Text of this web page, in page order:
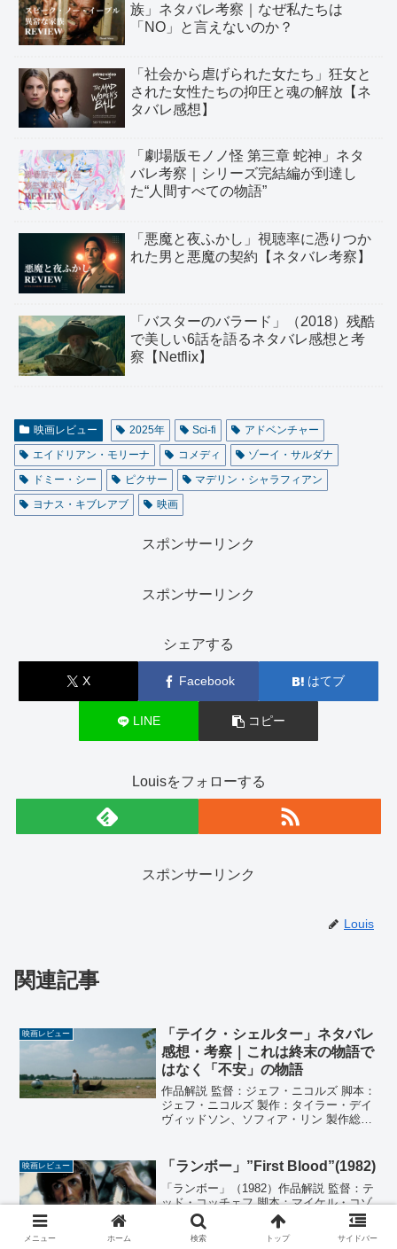
族」ネタバレ考察｜なぜ私たちは
「NO」と言えないのか？
「社会から虐げられた女たち」狂女と
された女性たちの抑圧と魂の解放【ネ
タバレ感想】
「劇場版モノノ怪 第三章 蛇神」ネタ
バレ考察｜シリーズ完結編が到達し
た“人間すべての物語”
「悪魔と夜ふかし」視聴率に憑りつか
れた男と悪魔の契約【ネタバレ考察】
「バスターのバラード」（2018）残酷
で美しい6話を語るネタバレ感想と考
察【Netflix】
映画レビュー 2025年 Sci-fi
アドベンチャー
エイドリアン・モリーナ
コメディ
ゾーイ・サルダナ
ドミー・シー
ピクサー
マデリン・シャラフィアン
ヨナス・キブレアブ
映画
スポンサーリンク
スポンサーリンク
シェアする
X Facebook はてブ
LINE コピー
Louisをフォローする
スポンサーリンク
Louis
関連記事
映画レビュー
「テイク・シェルター」ネタバレ
感想・考察｜これは終末の物語で
はなく「不安」の物語
作品解説 監督：ジェフ・ニコルズ 脚本：
ジェフ・ニコルズ 製作：タイラー・デイ
ヴィッドソン、ソフィア・リン 製作総指
ウス、コリン・ストラウス、リチャー
ド・ロスフェルド、...
映画レビュー 「ランボー」”First Blood”(1982)
「ランボー」（1982）作品解説 監督：テ
ッド・コッチェフ 脚本：マイケル・コゾ
ル、シルベスター・スタローン、ウィリ
アム・サックハイム 原作：デヴィッド・
マレル 「一人だけの軍隊」 製作：バ
メニュー ホーム 検索 トップ サイドバー